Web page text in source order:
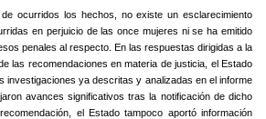
ocurridos los hechos, no existe un esclarecimiento
en perjuicio de las once mujeres ni se ha emitido
penales al respecto. En las respuestas dirigidas a la
las recomendaciones en materia de justicia, el Estado
investigaciones ya descritas y analizadas en el informe
avances significativos tras la notificación de dicho
el Estado tampoco aportó información